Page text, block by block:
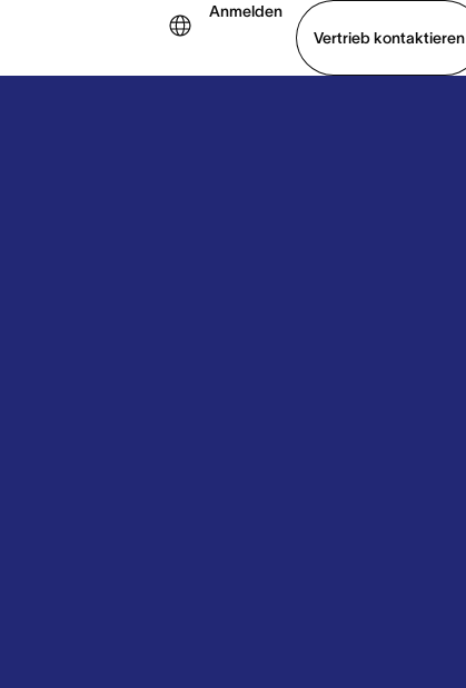
Anmelden
Vertrieb kontaktieren